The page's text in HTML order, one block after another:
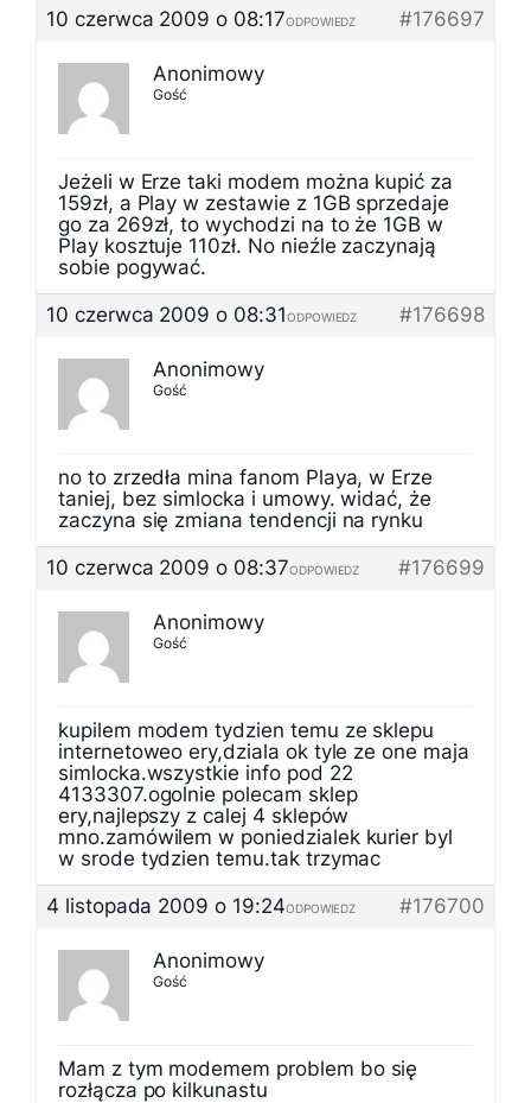
10 czerwca 2009 o 08:17 #176697
ODPOWIEDZ
Anonimowy
Gość
Jeżeli w Erze taki modem można kupić za
159zł, a Play w zestawie z 1GB sprzedaje
go za 269zł, to wychodzi na to że 1GB w
Play kosztuje 110zł. No nieźle zaczynają
sobie pogywać.
10 czerwca 2009 o 08:31
#176698
ODPOWIEDZ
Anonimowy
Gość
no to zrzedła mina fanom Playa, w Erze
taniej, bez simlocka i umowy. widać, że
zaczyna się zmiana tendencji na rynku
10 czerwca 2009 o 08:37
#176699
ODPOWIEDZ
Anonimowy
Gość
kupilem modem tydzien temu ze sklepu
internetoweo ery,dziala ok tyle ze one maja
simlocka.wszystkie info pod 22
4133307.ogolnie polecam sklep
ery,najlepszy z calej 4 sklepów
mno.zamówilem w poniedzialek kurier byl
w srode tydzien temu.tak trzymac
4 listopada 2009 o 19:24
#176700
ODPOWIEDZ
Anonimowy
Gość
Mam z tym modemem problem bo się
rozłącza po kilkunastu